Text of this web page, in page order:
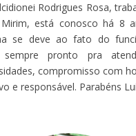
Rodrigues Rosa,
está conosco há 8
se deve ao fato do
sempre pronto pra
compromisso com
e responsável. Parabéns